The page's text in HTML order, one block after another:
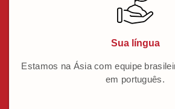
Sua língua
Estamos na Ásia com equipe
em português.